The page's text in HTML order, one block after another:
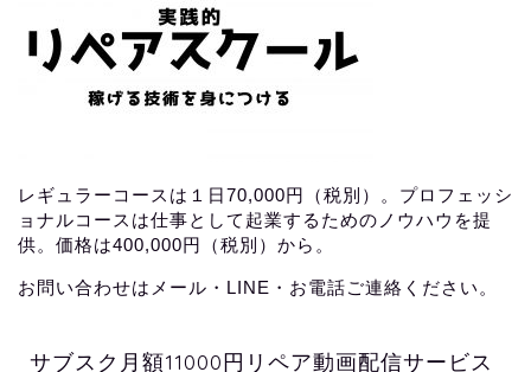
レギュラーコースは１日70,000円（税別）。プロフェッシ
ョナルコースは仕事として起業するためのノウハウを提
供。価格は400,000円（税別）から。
お問い合わせはメール・LINE・お電話ご連絡ください。
サブスク月額11000円リペア動画配信サービス